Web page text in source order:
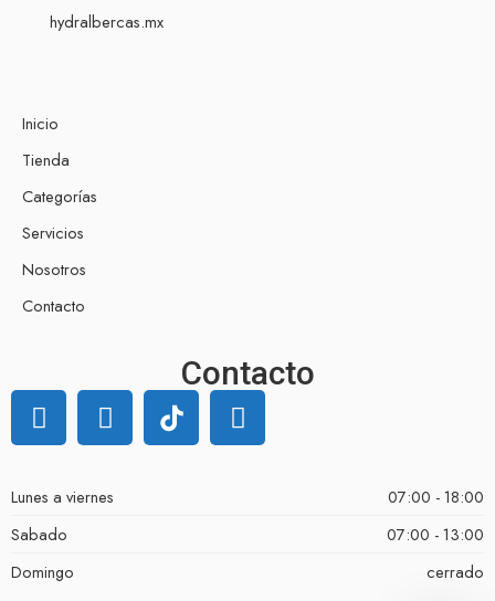
hydralbercas.mx
Inicio
Tienda
Categorías
Servicios
Nosotros
Contacto
Contacto
Lunes a viernes
07:00 - 18:00
Sabado
07:00 - 13:00
Domingo
cerrado